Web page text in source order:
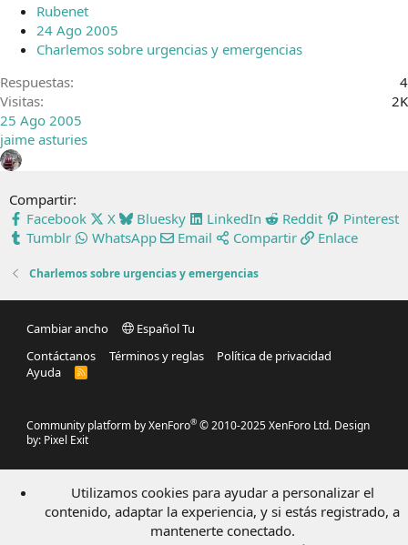
a
d
o
Rubenet
24 Ago 2005
Charlemos sobre urgencias y emergencias
Respuestas
4
Visitas
2K
25 Ago 2005
jaime asturies
Compartir:
Facebook
X Bluesky LinkedIn Reddit
Pinterest
Tumblr
WhatsApp Email Compartir Enlace
Charlemos sobre urgencias y emergencias
Cambiar ancho
Español Tu
Contáctanos
Términos y reglas
Política de privacidad
Ayuda
R
S
Community platform by XenForo® © 2010-2025 XenForo Ltd. Design
by: Pixel Exit
Utilizamos cookies para ayudar a personalizar el
contenido, adaptar la experiencia, y si estás registrado, a
mantenerte conectado.